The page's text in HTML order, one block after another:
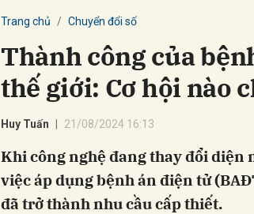
Trang chủ Chuyển đổi số
Thành công của
thế giới: Cơ hội nào
Huy Tuấn 21/08/2024 16:13
Khi công nghệ đang thay đổi diện
việc áp dụng bệnh án điện tử
đã trở thành nhu cầu cấp thiết.